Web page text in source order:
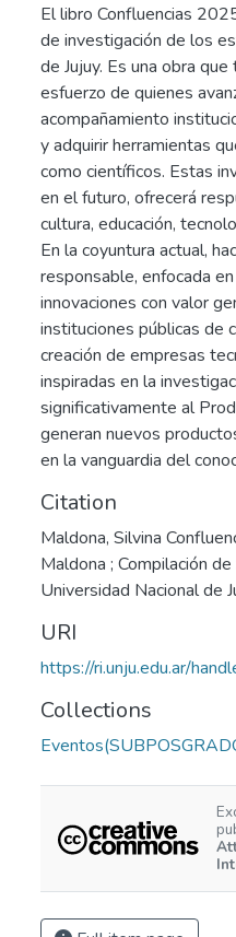
El libro Confluencias
de investigación de los
de Jujuy. Es una obra
esfuerzo de quienes
acompañamiento
y adquirir herramientas
como científicos. Estas
en el futuro, ofrecerá
cultura, educación,
En la coyuntura actual,
responsable, enfocada
innovaciones con valor
instituciones públicas de
creación de empresas
inspiradas en la
significativamente al
generan nuevos
en la vanguardia del
Citation
Maldona, Silvina
Maldona ; Compilación
Universidad Nacional de
URI
https://ri.unju.edu.ar/
Collections